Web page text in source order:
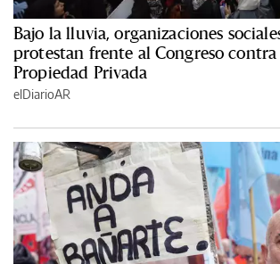
Bajo la lluvia, organizaciones
protestan frente al Congreso contra
Propiedad Privada
elDiarioAR